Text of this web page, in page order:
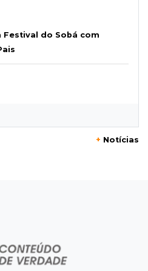
Festival do Sobá com
à Europa porque o
+ Notícias